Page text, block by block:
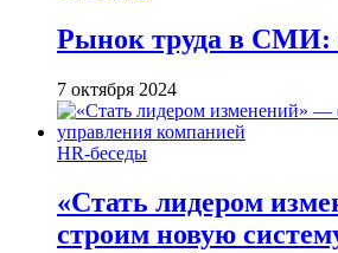
Рынок труда в СМИ:
7 октября 2024
HR-беседы
«Стать лидером
строим новую